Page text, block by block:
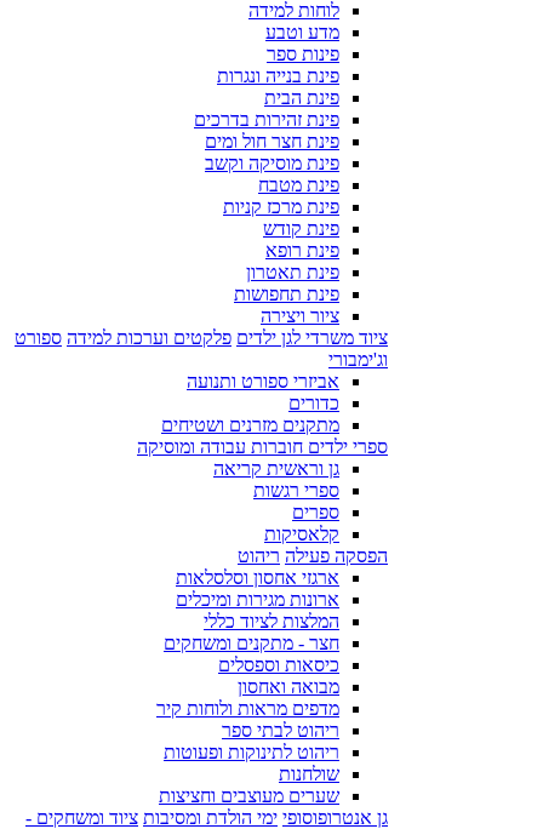
לוחות למידה
מדע וטבע
פינות ספר
פינת בנייה ונגרות
פינת הבית
פינת זהירות בדרכים
פינת חצר חול ומים
פינת מוסיקה וקשב
פינת מטבח
פינת מרכז קניות
פינת קודש
פינת רופא
פינת תאטרון
פינת תחפושות
ציור ויצירה
ציוד משרדי לגן ילדים פלקטים וערכות למידה ספורט
וג'ימבורי
אביזרי ספורט ותנועה
כדורים
מתקנים מזרנים ושטיחים
ספרי ילדים חוברות עבודה ומוסיקה
גן וראשית קריאה
ספרי רגשות
ספרים
קלאסיקות
הפסקה פעילה ריהוט
ארגזי אחסון וסלסלאות
ארונות מגירות ומיכלים
המלצות לציוד כללי
חצר - מתקנים ומשחקים
כיסאות וספסלים
מבואה ואחסון
מדפים מראות ולוחות קיר
ריהוט לבתי ספר
ריהוט לתינוקות ופעוטות
שולחנות
שערים מעוצבים וחציצות
גן אנטרופוסופי ימי הולדת ומסיבות ציוד ומשחקים -